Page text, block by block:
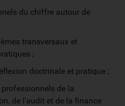
du chiffre autour de
transversaux et
;
doctrinale et pratique ;
de la
de l'audit et de la finance